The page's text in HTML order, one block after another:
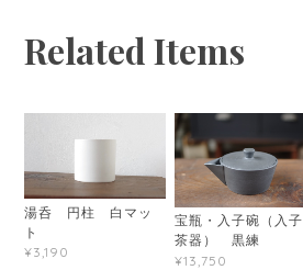
Related Items
湯呑 円柱 白マッ
ト
¥3,190
宝瓶・入子碗（入子
茶器） 黒練
¥13,750